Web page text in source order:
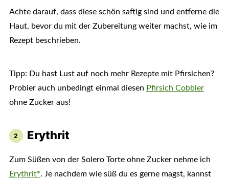
Achte darauf, dass diese schön saftig sind und entferne die
Haut, bevor du mit der Zubereitung weiter machst, wie im
Rezept beschrieben.
Tipp: Du hast Lust auf noch mehr Rezepte mit Pfirsichen?
Probier auch unbedingt einmal diesen Pfirsich Cobbler
ohne Zucker aus!
Erythrit
Zum Süßen von der Solero Torte ohne Zucker nehme ich
Erythrit*. Je nachdem wie süß du es gerne magst, kannst